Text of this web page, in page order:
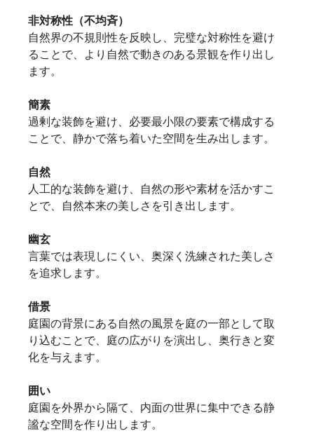
非対称性（不均斉）
自然界の不規則性を反映し、完璧な対称性を避け
ることで、より自然で動きのある景観を作り出し
ます。
簡素
過剰な装飾を避け、必要最小限の要素で構成する
ことで、静かで落ち着いた空間を生み出します。
自然
人工的な装飾を避け、自然の形や素材を活かすこ
とで、自然本来の美しさを引き出します。
幽玄
言葉では表現しにくい、奥深く洗練された美しさ
を追求します。
借景
庭園の背景にある自然の風景を庭の一部として取
り込むことで、庭の広がりを演出し、奥行きと変
化を与えます。
囲い
庭園を外界から隔て、内面の世界に集中できる静
謐な空間を作り出します。